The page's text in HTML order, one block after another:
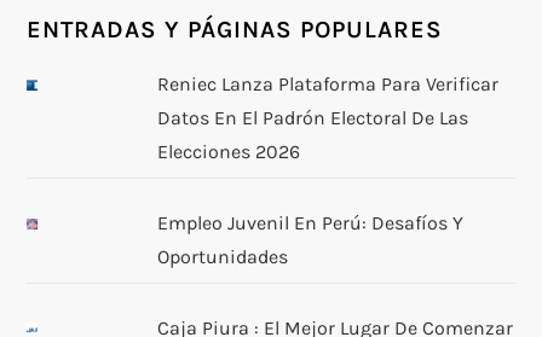
ENTRADAS Y PÁGINAS POPULARES
Reniec Lanza Plataforma Para Verificar
Datos En El Padrón Electoral De Las
Elecciones 2026
Empleo Juvenil En Perú: Desafíos Y
Oportunidades
Caja Piura : El Mejor Lugar De Comenzar